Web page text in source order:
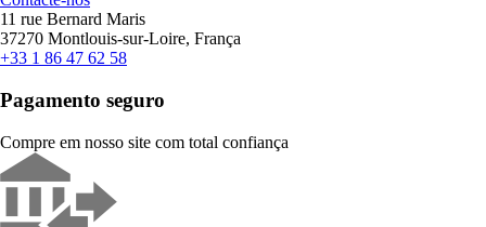
11 rue Bernard Maris
37270 Montlouis-sur-Loire, França
+33 1 86 47 62 58
Pagamento seguro
Compre em nosso site com total confiança